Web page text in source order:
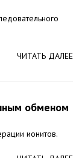
ЧИТАТЬ ДАЛЕЕ
обменом
ионитов.